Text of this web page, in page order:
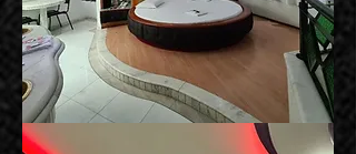
Suíte
Bruxelas